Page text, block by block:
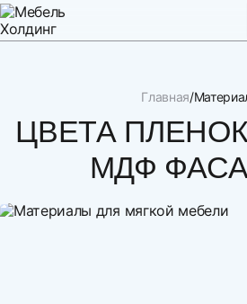
Главная
ЦВЕТА
МДФ